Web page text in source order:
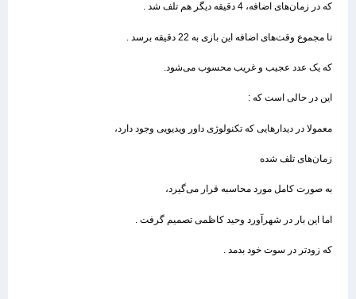
که در زمان‌های اضافه، 4 دقیقه دیگر هم تلف شد .
تا مجموع وقت‌های اضافه این بازی به 22 دقیقه برسد .
که یک عدد عجیب و غریب محسوب می‌شود.
این در حالی است که :
معمولا در دیدارهایی که تکنولوژی داور ویدیویی وجود دارد،
زمان‌های تلف شده
به صورت کامل مورد محاسبه قرار می‌گیرد،
اما این بار در شهرآورد وحید کاظمی تصمیم گرفت .
که زودتر در سوت خود بدمد .